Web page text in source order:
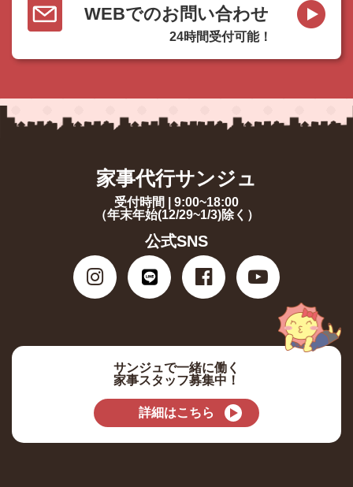
WEBでのお問い合わせ
24時間受付可能！
家事代行サンジュ
受付時間 | 9:00~18:00
（年末年始(12/29~1/3)除く）
公式SNS
サンジュで一緒に働く
家事スタッフ募集中！
詳細はこちら